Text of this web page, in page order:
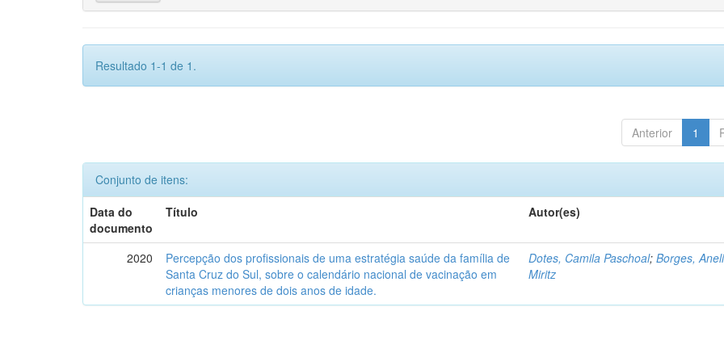
Resultado 1-1 de 1.
Anterior 1
Conjunto de itens:
Data do
documento
Título Autor(es)
2020
Percepção dos profissionais de uma estratégia saúde da família de
Santa Cruz do Sul, sobre o calendário nacional de vacinação em
crianças menores de dois anos de idade.
Dotes, Camila Paschoal;Borges,
Miritz